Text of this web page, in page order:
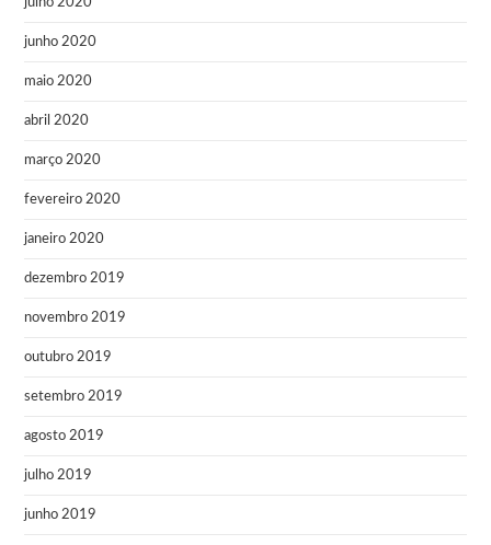
junho 2020
maio 2020
abril 2020
março 2020
fevereiro 2020
janeiro 2020
dezembro 2019
novembro 2019
outubro 2019
setembro 2019
agosto 2019
julho 2019
junho 2019